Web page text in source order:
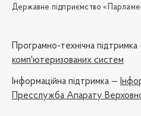
Державне підприємство
Програмно-технічна підтримка
комп'ютеризованих систем
Iнформаційна підтримка —
Пресслужба Апарату